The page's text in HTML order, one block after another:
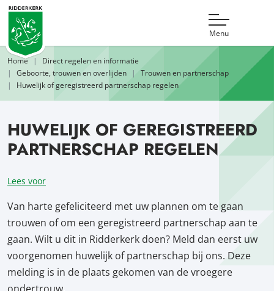
Menu
Home
Direct regelen en informatie
Geboorte, trouwen en overlijden
Trouwen en partnerschap
Huwelijk of geregistreerd partnerschap regelen
HUWELIJK OF GEREGISTREERD
PARTNERSCHAP REGELEN
Lees voor
Van harte gefeliciteerd met uw plannen om te gaan
trouwen of om een geregistreerd partnerschap aan te
gaan. Wilt u dit in Ridderkerk doen? Meld dan eerst uw
voorgenomen huwelijk of partnerschap bij ons. Deze
melding is in de plaats gekomen van de vroegere